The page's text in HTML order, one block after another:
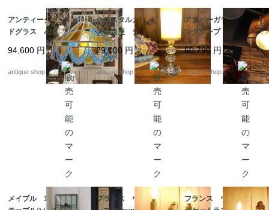
アンティーク ステン
ドグラス ハンギング
94,600 円
antique shop at's
クリスタルカットグラ
スの台座 テーブルラ
ンプ
29,000 円
antique shop at's
アンバーガラス ハンギ
ングランプ｜1960年代
アメリカ製 ヴィンテー
ジ照明・ハンマードガ
ラス・ペンダントライ
ト
60,790 円
antique shop at's
メイプル 1 dr ロー
フランス ウォールラ
フランス ウォールブ